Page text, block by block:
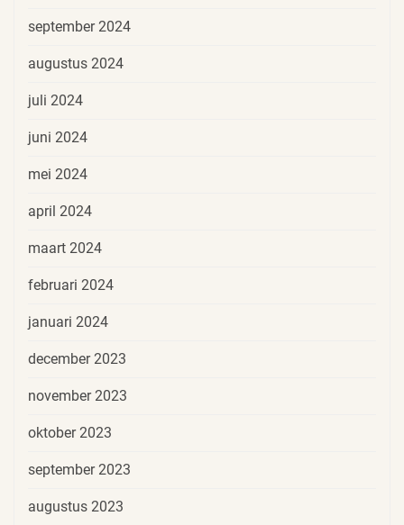
september 2024
augustus 2024
juli 2024
juni 2024
mei 2024
april 2024
maart 2024
februari 2024
januari 2024
december 2023
november 2023
oktober 2023
september 2023
augustus 2023